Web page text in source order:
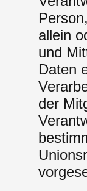
allein
und
Daten
der